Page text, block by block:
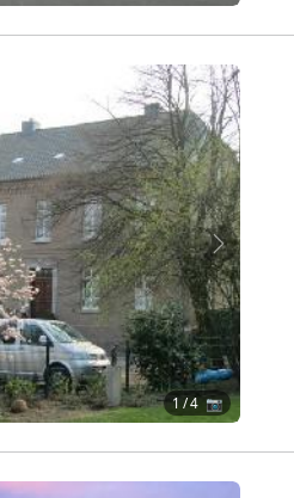
Weiter
1 / 4 📷